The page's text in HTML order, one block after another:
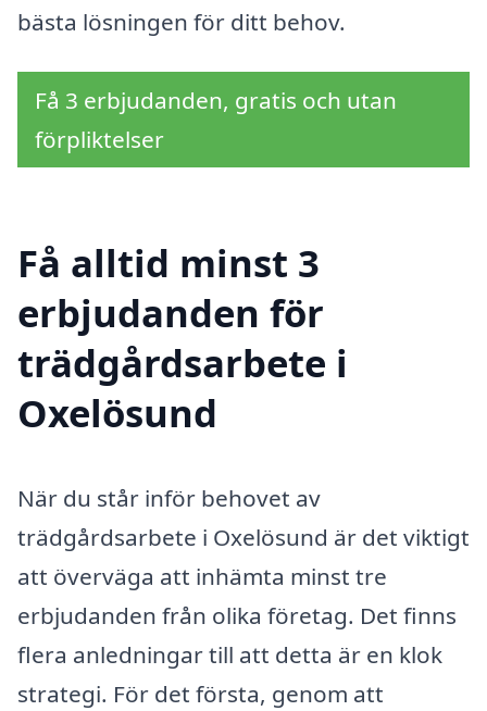
bästa lösningen för ditt behov.
Få 3 erbjudanden, gratis och utan
förpliktelser
Få alltid minst 3
erbjudanden för
trädgårdsarbete i
Oxelösund
När du står inför behovet av
trädgårdsarbete i Oxelösund är det viktigt
att överväga att inhämta minst tre
erbjudanden från olika företag. Det finns
flera anledningar till att detta är en klok
strategi. För det första, genom att